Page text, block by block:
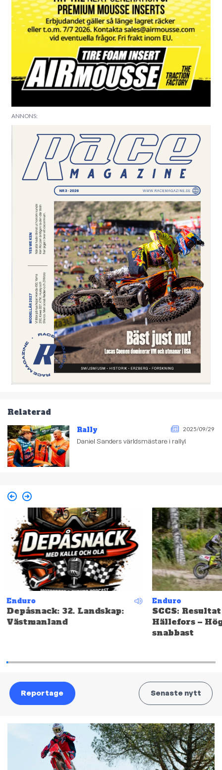
ANNONS:
Relaterad
Rally 2025/09/29
Daniel Sanders världsmästare i rally!
Enduro
Depåsnack: 32. Landskap:
Västmanland
Enduro
SCCS:
Hällefors –
snabbast
Reportage Senaste nytt